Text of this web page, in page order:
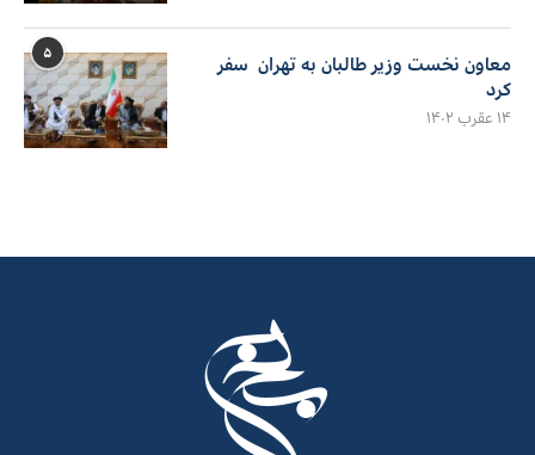
۵
معاون نخست وزیر طالبان به تهران سفر
کرد
۱۴ عقرب ۱۴۰۲